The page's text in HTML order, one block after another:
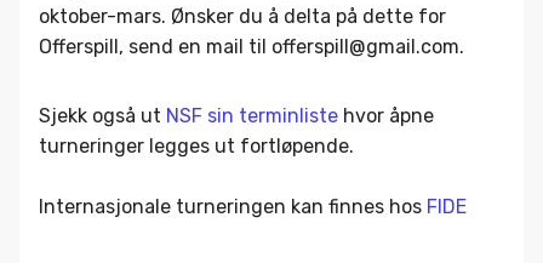
oktober-mars. Ønsker du å delta på dette for
Offerspill, send en mail til offerspill@gmail.com.
Sjekk også ut NSF sin terminliste hvor åpne
turneringer legges ut fortløpende.
Internasjonale turneringen kan finnes hos FIDE